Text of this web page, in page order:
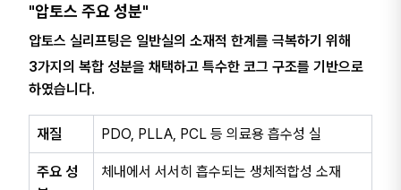
"압토스 주요 성분"
압토스 실리프팅은 일반실의 소재적 한계를 극복하기 위해
3가지의 복합 성분을 채택하고 특수한 코그 구조를 기반으로
하였습니다.
재질 PDO, PLLA, PCL 등 의료용 흡수성 실
주요 성
체내에서 서서히 흡수되는 생체적합성 소재